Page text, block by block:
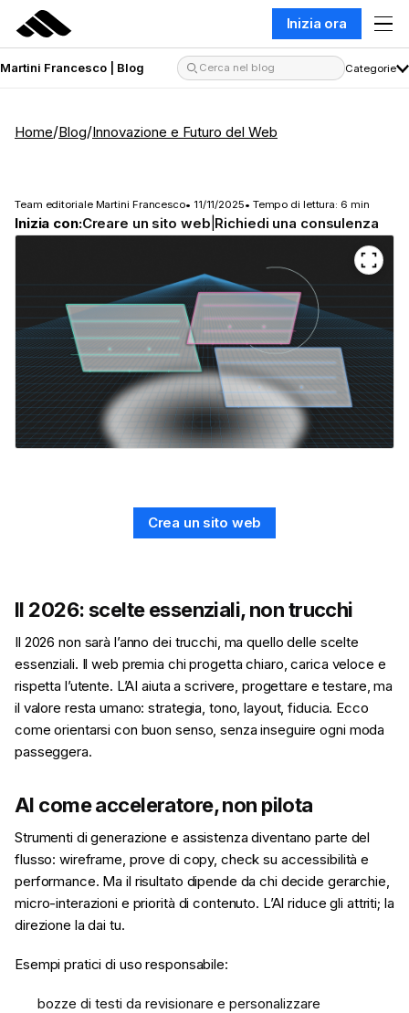
Inizia ora
Martini Francesco | Blog Categorie
Home/Blog/Innovazione e Futuro del Web
Team editoriale Martini Francesco• 11/11/2025• Tempo di lettura: 6 min
Inizia con:Creare un sito web Richiedi una consulenza
Crea un sito web
Il 2026: scelte essenziali, non trucchi
Il 2026 non sarà l’anno dei trucchi, ma quello delle scelte
essenziali. Il web premia chi progetta chiaro, carica veloce e
rispetta l’utente. L’AI aiuta a scrivere, progettare e testare, ma
il valore resta umano: strategia, tono, layout, fiducia. Ecco
come orientarsi con buon senso, senza inseguire ogni moda
passeggera.
AI come acceleratore, non pilota
Strumenti di generazione e assistenza diventano parte del
flusso: wireframe, prove di copy, check su accessibilità e
performance. Ma il risultato dipende da chi decide gerarchie,
micro-interazioni e priorità di contenuto. L’AI riduce gli attriti; la
direzione la dai tu.
Esempi pratici di uso responsabile:
bozze di testi da revisionare e personalizzare